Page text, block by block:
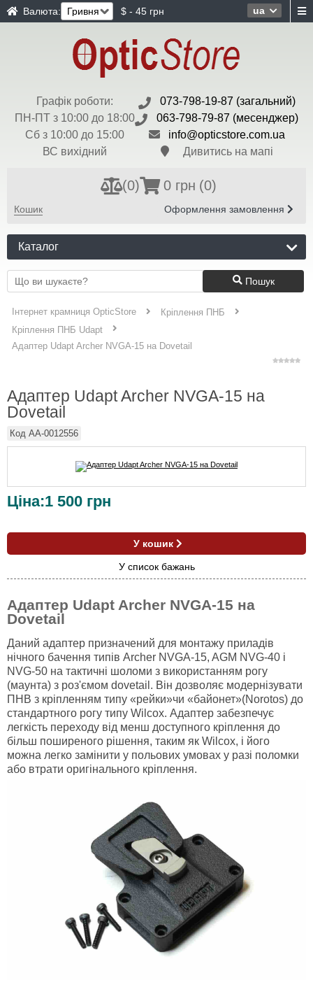
ua
Валюта: $ - 45 грн
Графік роботи:
ПН-ПТ з 10:00 до 18:00
Сб з 10:00 до 15:00
ВС вихідний
073-798-19-87 (загальний)
063-798-79-87 (месенджер)
info@opticstore.com.ua
Дивитись на мапі
(0) 0 грн (0)
Кошик Оформлення замовлення
Каталог
Пошук
Інтернет крамниця OpticStore
Кріплення ПНБ
Кріплення ПНБ Udapt
Адаптер Udapt Archer NVGA-15 на Dovetail
Адаптер Udapt Archer NVGA-15 на
Dovetail
Код AA-0012556
Ціна:1 500 грн
У кошик
У список бажань
Адаптер Udapt Archer NVGA-15 на
Dovetail
Даний адаптер призначений для монтажу приладів
нічного бачення типів Archer NVGA-15, AGM NVG-40 і
NVG-50 на тактичні шоломи з використанням рогу
(маунта) з роз'ємом dovetail. Він дозволяє модернізувати
ПНВ з кріпленням типу «рейки»чи «байонет»(Norotos) до
стандартного рогу типу Wilcox. Адаптер забезпечує
легкість переходу від менш доступного кріплення до
більш поширеного рішення, таким як Wilcox, і його
можна легко замінити у польових умовах у разі поломки
або втрати оригінального кріплення.